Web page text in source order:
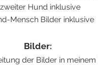
weiter Hund inklusive
Mensch Bilder inklusive
Bilder:
der Bilder in